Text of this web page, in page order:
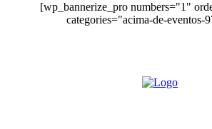
[wp_bannerize_pro numbers="1"
categories="acima-de-eventos-